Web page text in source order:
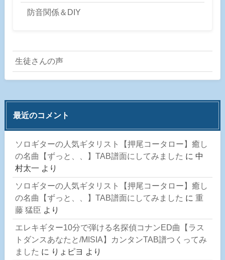
防音関係＆DIY
生徒さんの声
最近のコメント
ソロギターの人気ギタリスト【押尾コータロー】癒し
の名曲【ずっと、、】TAB譜面にしてみました に 中
村太一 より
ソロギターの人気ギタリスト【押尾コータロー】癒し
の名曲【ずっと、、】TAB譜面にしてみました に 重
藤 猛臣 より
エレキギター10分で弾ける名探偵コナンED曲【ラス
トダンスあなたと/MISIA】カンタンTAB譜つくってみ
ました に りょピヨ より